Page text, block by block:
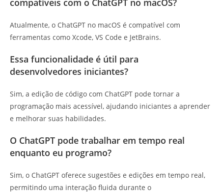
compatíveis com o ChatGPT no macOS?
Atualmente, o ChatGPT no macOS é compatível com
ferramentas como Xcode, VS Code e JetBrains.
Essa funcionalidade é útil para
desenvolvedores iniciantes?
Sim, a edição de código com ChatGPT pode tornar a
programação mais acessível, ajudando iniciantes a aprender
e melhorar suas habilidades.
O ChatGPT pode trabalhar em tempo real
enquanto eu programo?
Sim, o ChatGPT oferece sugestões e edições em tempo real,
permitindo uma interação fluida durante o